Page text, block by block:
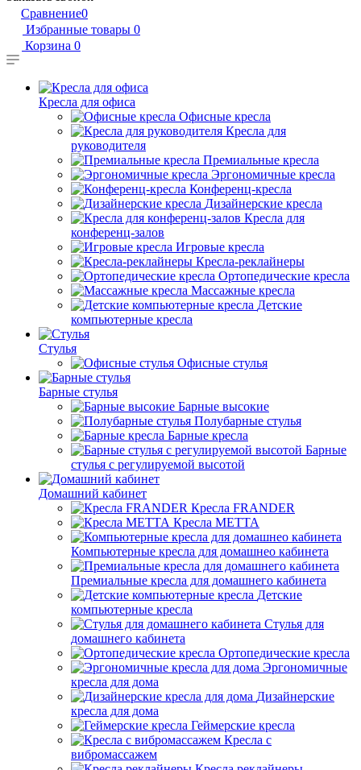
Сравнение0
Избранные товары 0
Корзина 0
Кресла для офиса
Офисные кресла
Кресла для
руководителя
Премиальные кресла
Эргономичные кресла
Конференц-кресла
Дизайнерские кресла
Кресла для
конференц-залов
Игровые кресла
Кресла-реклайнеры
Ортопедические кресла
Массажные кресла
Детские
компьютерные кресла
Стулья
Офисные стулья
Барные стулья
Барные высокие
Полубарные стулья
Барные кресла
Барные
стулья с регулируемой высотой
Домашний кабинет
Кресла FRANDER
Кресла METTA
Компьютерные кресла для домашнео кабинета
Премиальные кресла для домашнего кабинета
Детские
компьютерные кресла
Стулья для
домашнего кабинета
Ортопедические кресла
Эргономичные
кресла для дома
Дизайнерские
кресла для дома
Геймерские кресла
Кресла с
вибромассажем